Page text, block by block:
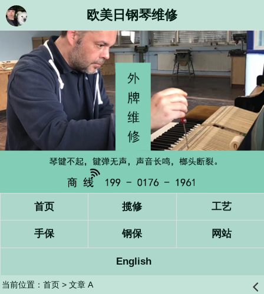
欧美日钢琴维修
首页 揽修 工艺
手保 钢保 网站
English
当前位置： 首页> 文章 A 󰊒